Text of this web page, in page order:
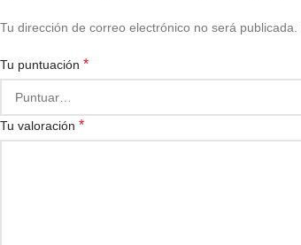
Tu dirección de correo electrónico no será publicada.
Tu puntuación *
Tu valoración *